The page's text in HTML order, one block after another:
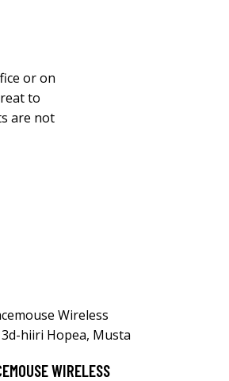
or on
to
are not
WIRELESS